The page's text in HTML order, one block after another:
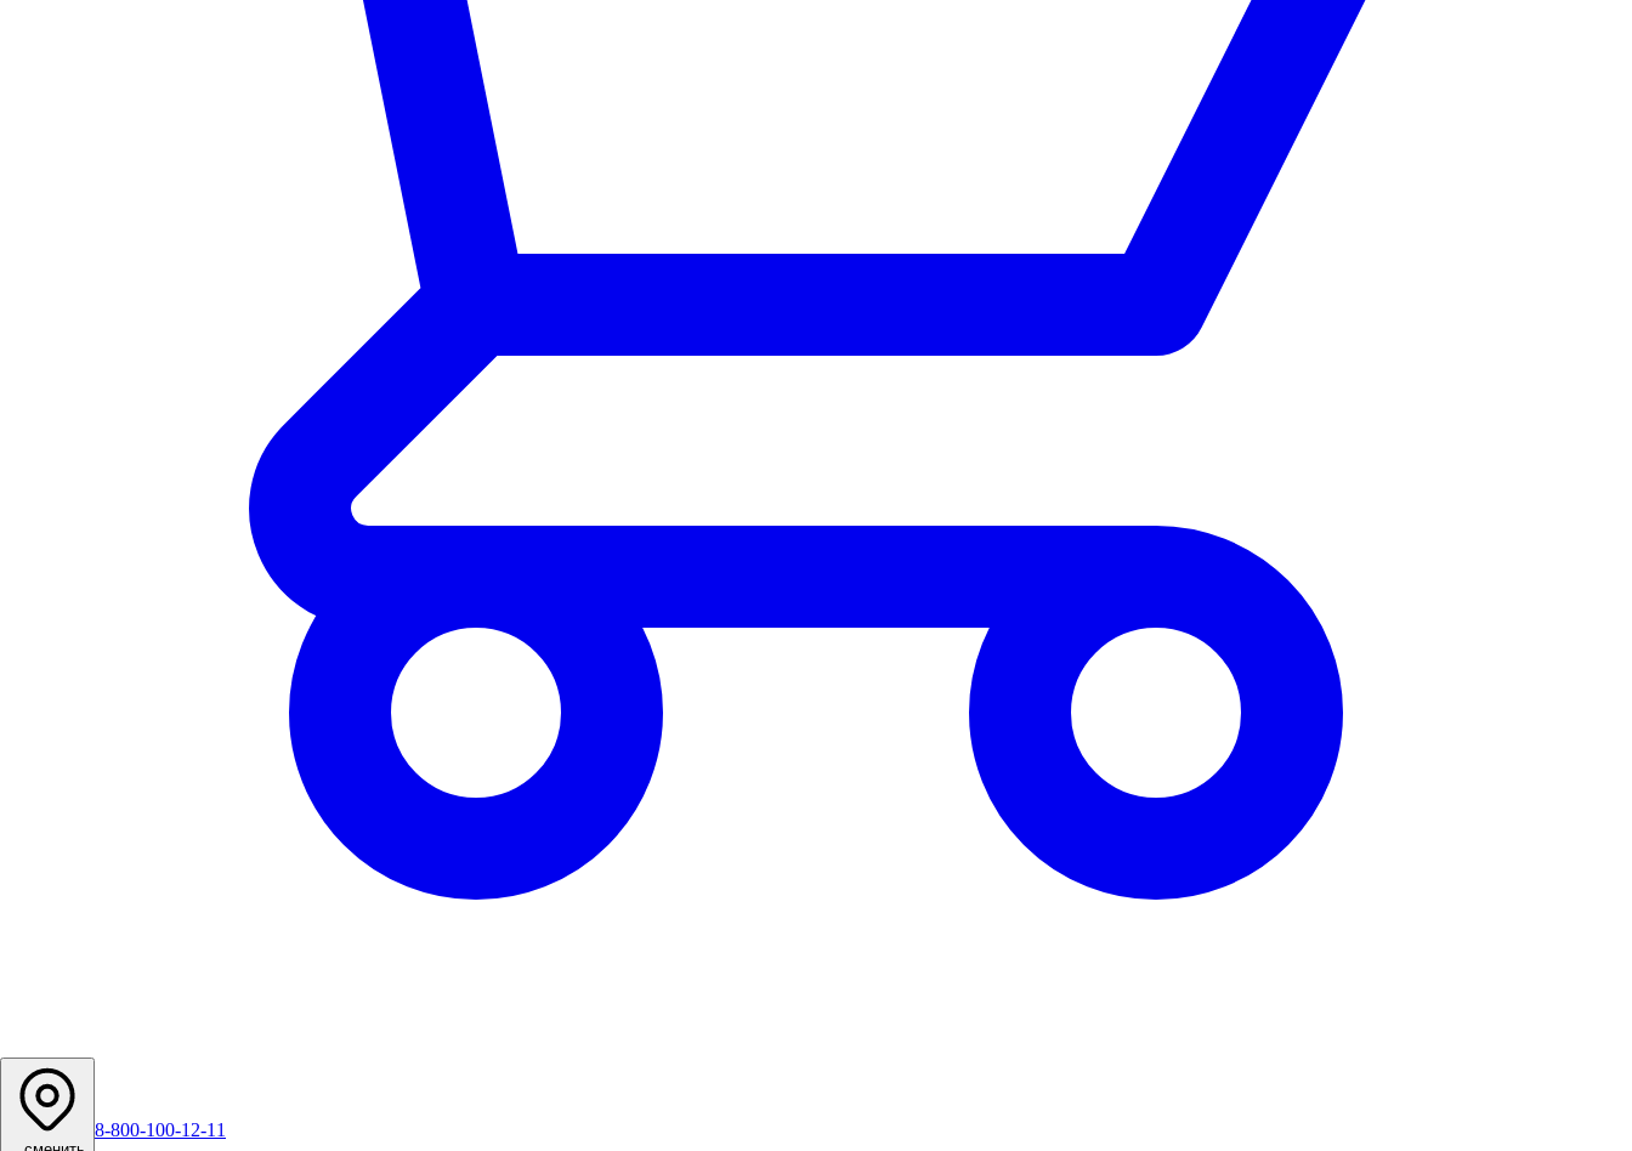
8-800-100-12-11